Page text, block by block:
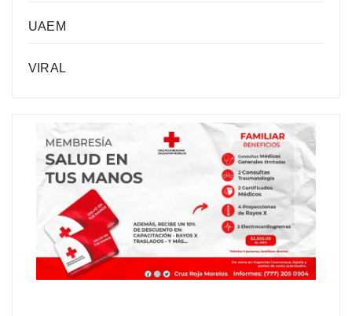
UAEM
VIRAL